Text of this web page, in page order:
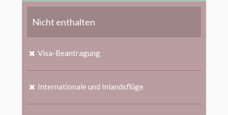
Nicht enthalten
Visa-Beantragung
Internationale und Inlandsflüge